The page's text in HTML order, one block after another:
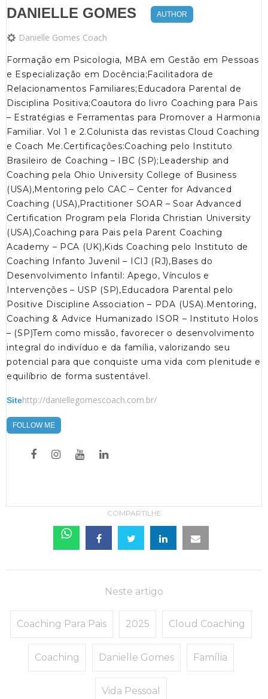
DANIELLE GOMES AUTHOR
Danielle Gomes Coach
Formação em Psicologia, MBA em Gestão em Pessoas
e Especialização em Docência;Facilitadora de
Relacionamentos Familiares;Educadora Parental de
Disciplina Positiva;Coautora do livro Coaching para Pais
– Estratégias e Ferramentas para Promover a Harmonia
Familiar. Vol 1 e 2.Colunista das revistas Cloud Coaching
e Coach Me.Certificações:Coaching pelo Instituto
Brasileiro de Coaching – IBC (SP);Leadership and
Coaching pela Ohio University College of Business
(USA),Mentoring pelo CAC – Center for Advanced
Coaching (USA),Practitioner SOAR – Soar Advanced
Certification Program pela Florida Christian University
(USA),Coaching para Pais pela Parent Coaching
Academy – PCA (UK),Kids Coaching pelo Instituto de
Coaching Infanto Juvenil – ICIJ (RJ),Bases do
Desenvolvimento Infantil: Apego, Vínculos e
Intervenções – USP (SP),Educadora Parental pelo
Positive Discipline Association – PDA (USA).Mentoring,
Coaching & Advice Humanizado ISOR – Instituto Holos
– (SP)Tem como missão, favorecer o desenvolvimento
integral do indivíduo e da família, valorizando seu
potencial para que conquiste uma vida com plenitude e
equilíbrio de forma sustentável.
Sitehttp://daniellegomescoach.com.br/
FOLLOW ME
COMPARTILHE
Neste artigo
Coaching Para Pais 2025 Cloud Coaching
Coaching Danielle Gomes Família
Vida Pessoal